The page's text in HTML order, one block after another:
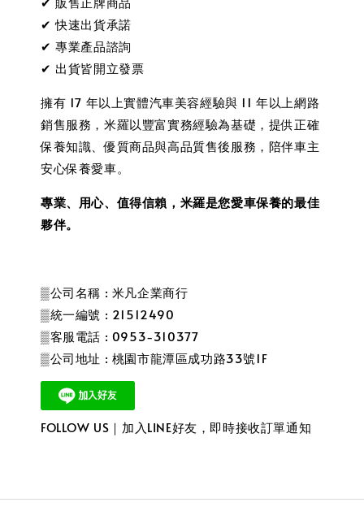
✔ 快速出貨承諾
✔ 專業產品諮詢
✔ 出貨皆開立發票
擁有 17 年以上實體汽車美容經驗與 11 年以上網路
銷售服務，米羅以豐富實務經驗為基礎，提供正確
保養知識、優質商品與高品質售後服務，陪伴車主
安心保養愛車。
專業、用心、值得信賴，米羅是您愛車保養的最佳
夥伴。
▒公司名稱 : 米凡企業商行
▒統一編號 : 21512490
▒客服電話 : 0953-310377
▒公司地址 : 桃園市龍潭區成功路33號1F
FOLLOW US｜加入LINE好友，即時接收訂單通知